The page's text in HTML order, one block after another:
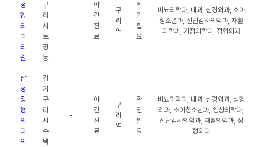
정
형
외
과
의
원
구
리
시
토
평
동
-
야
간
진
료
구
리
역
확
인
필
요
비뇨의학과, 내과, 신경외과, 소아
청소년과, 진단검사의학과, 재활
의학과, 가정의학과, 정형외과
삼
성
정
형
외
과
의
경
기
구
리
시
수
택
-
야
간
진
료
구
리
역
확
인
필
요
비뇨의학과, 내과, 신경외과, 성형
외과, 소아청소년과, 영상의학과,
진단검사의학과, 재활의학과, 정
형외과